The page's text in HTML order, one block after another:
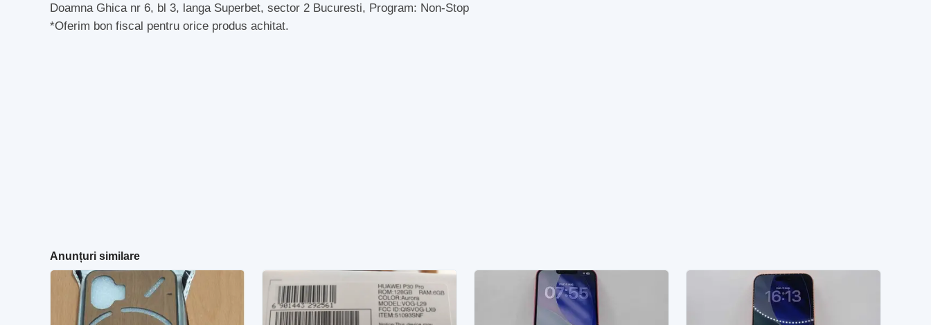
Doamna Ghica nr 6, bl 3, langa Superbet, sector 2 Bucuresti, Program: Non-Stop
*Oferim bon fiscal pentru orice produs achitat.
Anunțuri similare